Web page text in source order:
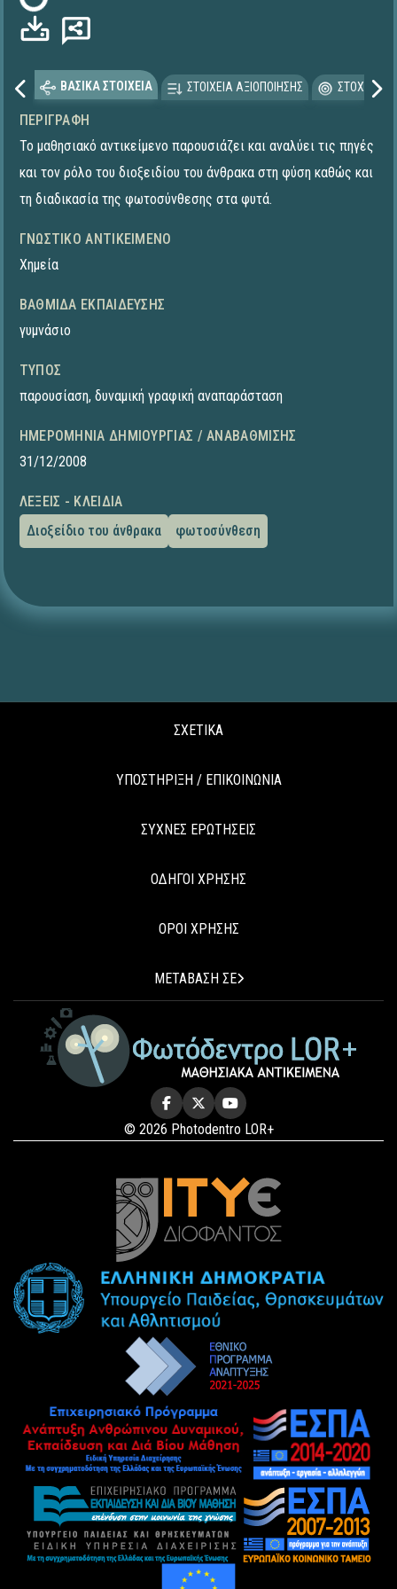
ΒΑΣΙΚΑ ΣΤΟΙΧΕΙΑ ΣΤΟΙΧΕΙΑ ΑΞΙΟΠΟΙΗΣΗΣ
ΠΕΡΙΓΡΑΦΉ
Το μαθησιακό αντικείμενο παρουσιάζει και αναλύει τις πηγές
και τον ρόλο του διοξειδίου του άνθρακα στη φύση καθώς και
τη διαδικασία της φωτοσύνθεσης στα φυτά.
ΓΝΩΣΤΙΚΌ ΑΝΤΙΚΕΊΜΕΝΟ
Χημεία
ΒΑΘΜΊΔΑ ΕΚΠΑΊΔΕΥΣΗΣ
γυμνάσιο
ΤΎΠΟΣ
παρουσίαση, δυναμική γραφική αναπαράσταση
ΗΜΕΡΟΜΗΝΊΑ ΔΗΜΙΟΥΡΓΊΑΣ / ΑΝΑΒΆΘΜΙΣΗΣ
31/12/2008
ΛΈΞΕΙΣ - ΚΛΕΙΔΙΆ
Διοξείδιο του άνθρακα
φωτοσύνθεση
ΣΧΕΤΙΚΑ
ΥΠΟΣΤΗΡΙΞΗ / ΕΠΙΚΟΙΝΩΝΙΑ
ΣΥΧΝΕΣ ΕΡΩΤΗΣΕΙΣ
ΟΔΗΓΟΙ ΧΡΗΣΗΣ
ΟΡΟΙ ΧΡΗΣΗΣ
ΜΕΤΑΒΑΣΗ ΣΕ
© 2026 Photodentro LOR+